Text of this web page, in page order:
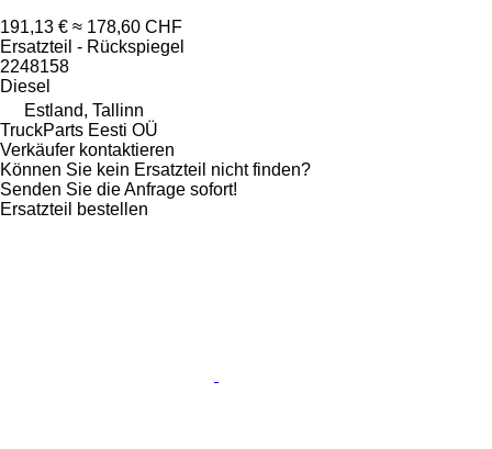
191,13 € ≈ 178,60 CHF
Ersatzteil - Rückspiegel
2248158
Diesel
Estland, Tallinn
TruckParts Eesti OÜ
Verkäufer kontaktieren
Können Sie kein Ersatzteil nicht finden?
Senden Sie die Anfrage sofort!
Ersatzteil bestellen